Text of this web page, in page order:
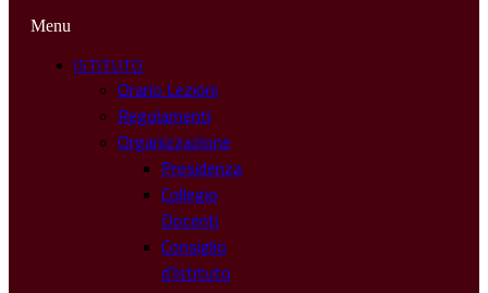
Menu
ISTITUTO
Orario Lezioni
Regolamenti
Organizzazione
Presidenza
Collegio
Docenti
Consiglio
d’Istituto